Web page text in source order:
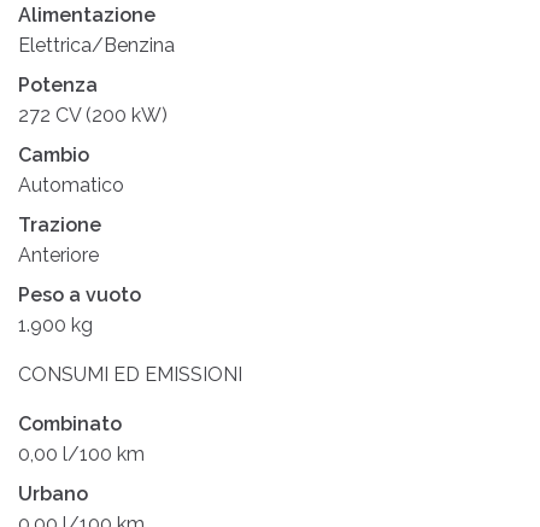
Alimentazione
Elettrica/Benzina
Potenza
272 CV (200 kW)
Cambio
Automatico
Trazione
Anteriore
Peso a vuoto
1.900 kg
CONSUMI ED EMISSIONI
Combinato
0,00 l/100 km
Urbano